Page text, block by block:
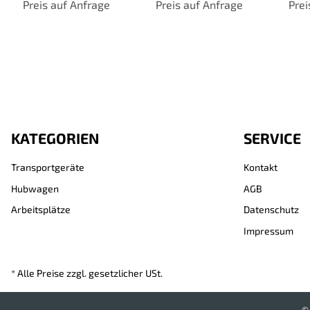
Ladeflächen, 4 davon
Preis auf Anfrage
Ladeflächen,
Preis auf Anfrage
KATEGORIEN
Transportgeräte
Hubwagen
Arbeitsplätze
SERVICE
Kontakt
AGB
Datenschutz
Impressum
* Alle Preise zzgl. gesetzlicher USt.